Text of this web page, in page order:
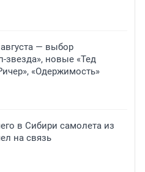
— выбор
звезда», новые «Тед
«Одержимость»
в Сибири самолета из
на связь